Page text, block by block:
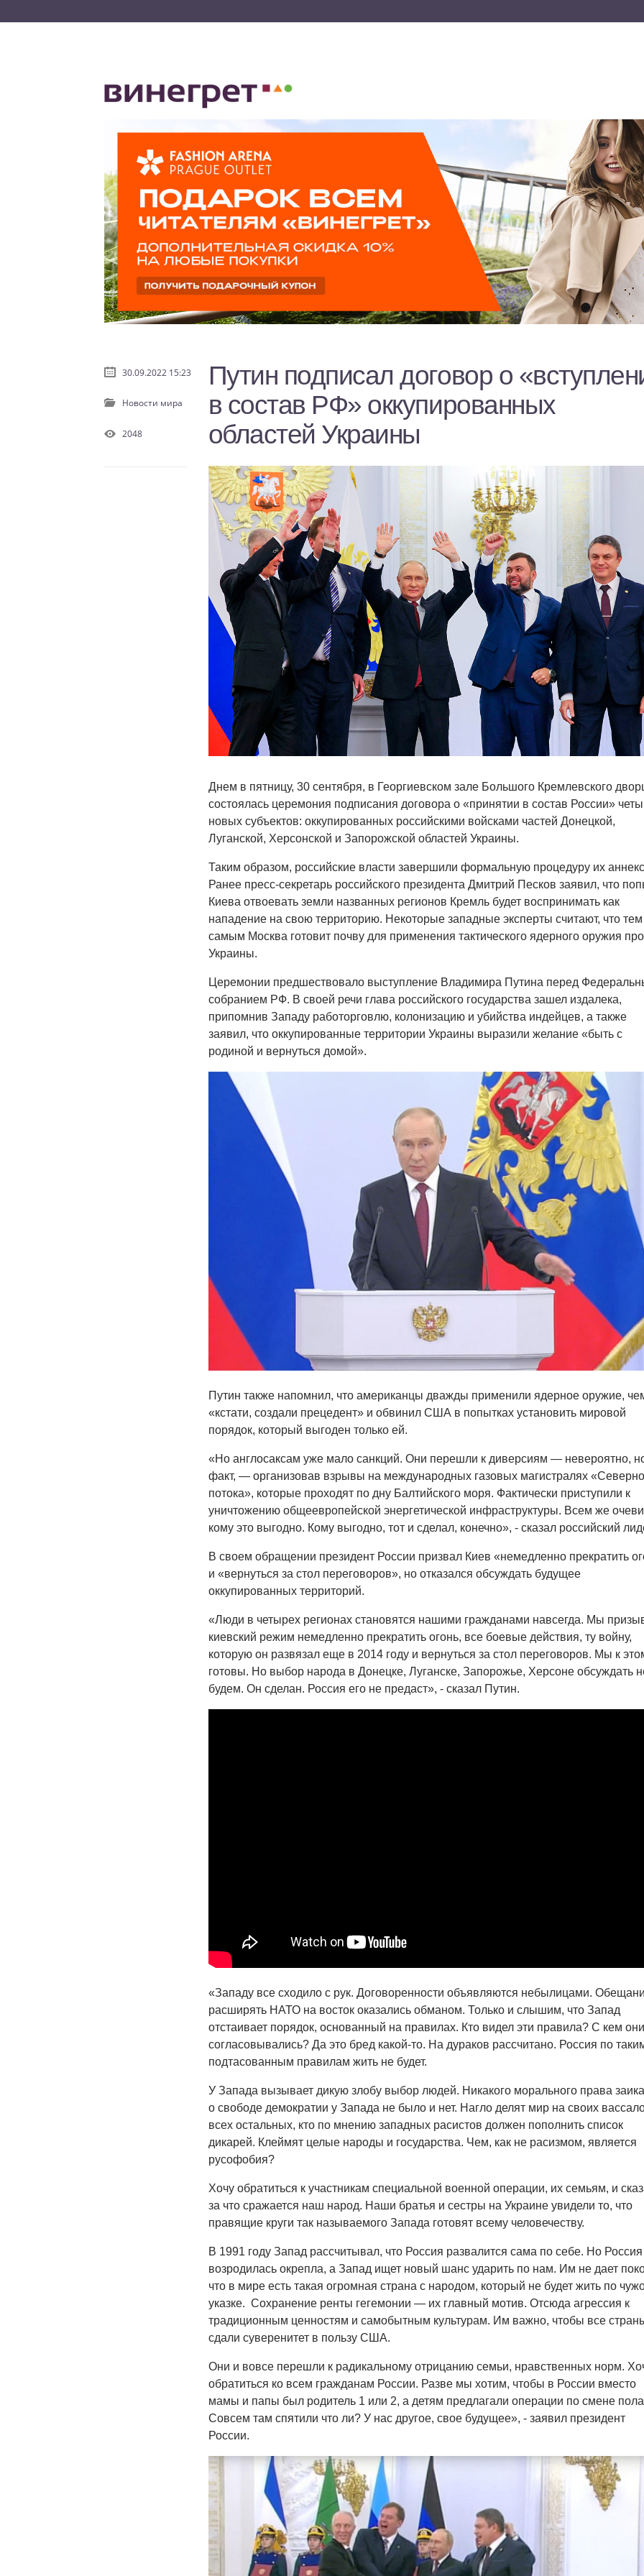
Путин подписал договор о
в состав РФ» оккупированных
областей Украины
Днем в пятницу, 30 сентября, в Георгиевском зале Большого Кремлевского
состоялась церемония подписания договора о «принятии в состав России»
новых субъектов: оккупированных российскими войсками частей Донецкой,
Луганской, Херсонской и Запорожской областей Украины.
Таким образом, российские власти завершили формальную процедуру их
Ранее пресс-секретарь российского президента Дмитрий Песков заявил, что
Киева отвоевать земли названных регионов Кремль будет воспринимать как
нападение на свою территорию. Некоторые западные эксперты считают, что тем
самым Москва готовит почву для применения тактического ядерного оружия
Украины.
Церемонии предшествовало выступление Владимира Путина перед
собранием РФ. В своей речи глава российского государства зашел издалека,
припомнив Западу работорговлю, колонизацию и убийства индейцев, а также
заявил, что оккупированные территории Украины выразили желание «быть с
родиной и вернуться домой».
Путин также напомнил, что американцы дважды применили ядерное оружие,
«кстати, создали прецедент» и обвинил США в попытках установить мировой
порядок, который выгоден только ей.
«Но англосаксам уже мало санкций. Они перешли к диверсиям — невероятно,
факт, — организовав взрывы на международных газовых магистралях
потока», которые проходят по дну Балтийского моря. Фактически приступили к
уничтожению общеевропейской энергетической инфраструктуры. Всем же
кому это выгодно. Кому выгодно, тот и сделал, конечно», - сказал российский
В своем обращении президент России призвал Киев «немедленно прекратить
и «вернуться за стол переговоров», но отказался обсуждать будущее
оккупированных территорий.
«Люди в четырех регионах становятся нашими гражданами навсегда. Мы
киевский режим немедленно прекратить огонь, все боевые действия, ту войну,
которую он развязал еще в 2014 году и вернуться за стол переговоров. Мы к
готовы. Но выбор народа в Донецке, Луганске, Запорожье, Херсоне обсуждать
будем. Он сделан. Россия его не предаст», - сказал Путин.
«Западу все сходило с рук. Договоренности объявляются небылицами.
расширять НАТО на восток оказались обманом. Только и слышим, что Запад
отстаивает порядок, основанный на правилах. Кто видел эти правила? С кем они
согласовывались? Да это бред какой-то. На дураков рассчитано. Россия по
подтасованным правилам жить не будет.
У Запада вызывает дикую злобу выбор людей. Никакого морального права
о свободе демократии у Запада не было и нет. Нагло делят мир на своих
всех остальных, кто по мнению западных расистов должен пополнить список
дикарей. Клеймят целые народы и государства. Чем, как не расизмом, является
русофобия?
Хочу обратиться к участникам специальной военной операции, их семьям, и
за что сражается наш народ. Наши братья и сестры на Украине увидели то, что
правящие круги так называемого Запада готовят всему человечеству.
В 1991 году Запад рассчитывал, что Россия развалится сама по себе. Но Россия
возродилась окрепла, а Запад ищет новый шанс ударить по нам. Им не дает
что в мире есть такая огромная страна с народом, который не будет жить по
указке. Сохранение ренты гегемонии — их главный мотив. Отсюда агрессия к
традиционным ценностям и самобытным культурам. Им важно, чтобы все
сдали суверенитет в пользу США.
Они и вовсе перешли к радикальному отрицанию семьи, нравственных норм.
обратиться ко всем гражданам России. Разве мы хотим, чтобы в России вместо
мамы и папы был родитель 1 или 2, а детям предлагали операции по смене
Совсем там спятили что ли? У нас другое, свое будущее», - заявил президент
России.
30.09.2022 15:23
Новости мира
2048